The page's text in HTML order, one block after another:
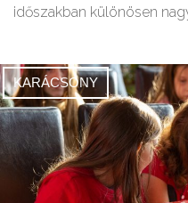
időszakban különösen
KARÁCSONY